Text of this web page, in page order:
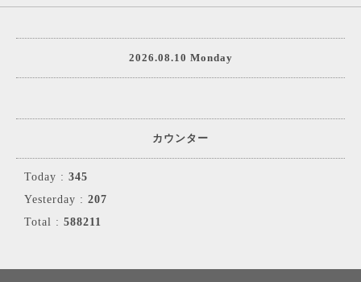
2026.08.10 Monday
カウンター
Today : 345
Yesterday : 207
Total : 588211